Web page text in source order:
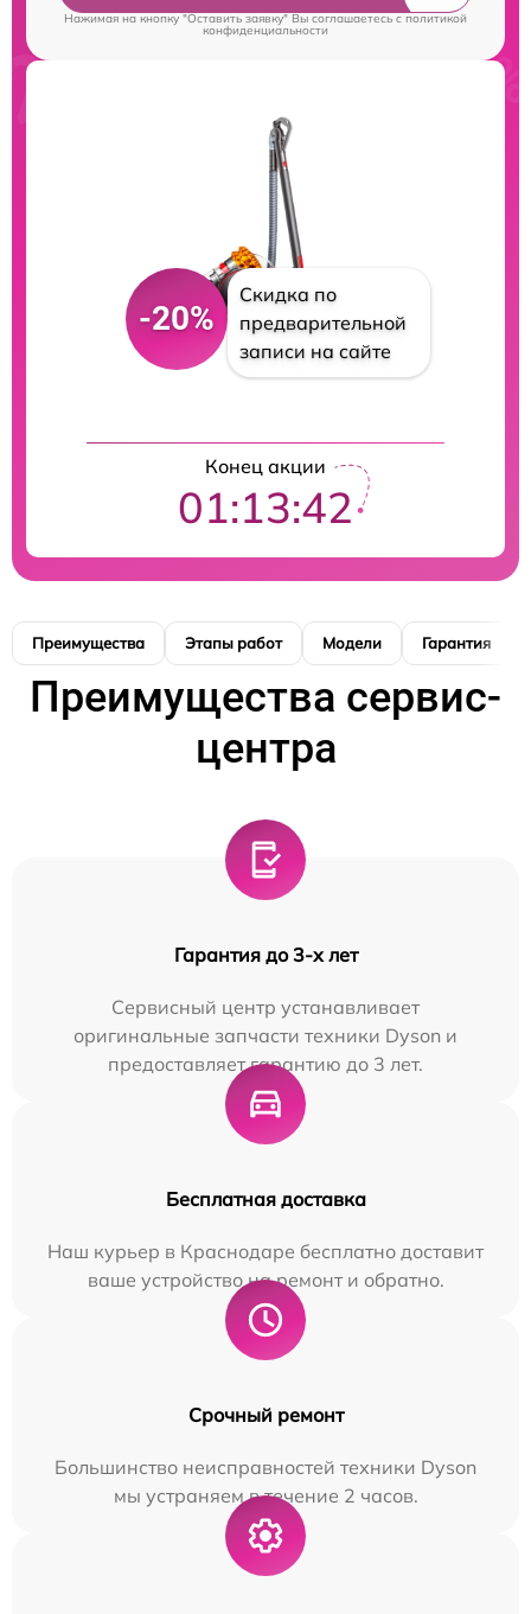
Нажимая на кнопку "Оставить заявку" Вы соглашаетесь cполитикой
конфиденциальности
-20%
Скидка по
предварительной
записи на сайте
Конец акции
01:13:41
Преимущества Этапы работ Модели Гарантия
Преимущества сервис-
центра
Гарантия до 3-х лет
Сервисный центр устанавливает
оригинальные запчасти техники Dyson и
предоставляет гарантию до 3 лет.
Бесплатная доставка
Наш курьер в Краснодаре бесплатно доставит
ваше устройство на ремонт и обратно.
Срочный ремонт
Большинство неисправностей техники Dyson
мы устраняем в течение 2 часов.